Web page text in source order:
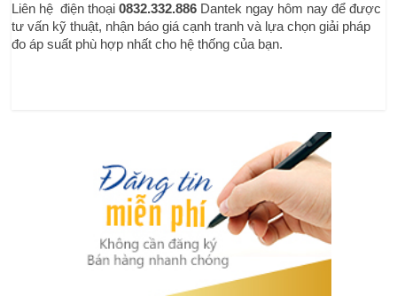
Liên hệ  điện thoại 0832.332.886 Dantek ngay hôm nay để được
tư vấn kỹ thuật, nhận báo giá cạnh tranh và lựa chọn giải pháp
đo áp suất phù hợp nhất cho hệ thống của bạn.